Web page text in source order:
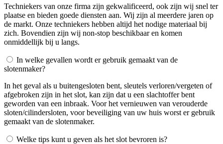
Techniekers van onze firma zijn gekwalificeerd, ook zijn wij snel ter
plaatse en bieden goede diensten aan. Wij zijn al meerdere jaren op
de markt. Onze techniekers hebben altijd het nodige materiaal bij
zich. Bovendien zijn wij non-stop beschikbaar en komen
onmiddellijk bij u langs.
In welke gevallen wordt er gebruik gemaakt van de
slotenmaker?
In het geval als u buitengesloten bent, sleutels verloren/vergeten of
afgebroken zijn in het slot, kan zijn dat u een slachtoffer bent
geworden van een inbraak. Voor het vernieuwen van verouderde
sloten/cilindersloten, voor beveiliging van uw huis worst er gebruik
gemaakt van de slotenmaker.
Welke tips kunt u geven als het slot bevroren is?